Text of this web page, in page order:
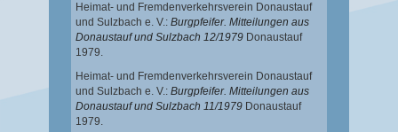
Heimat- und Fremdenverkehrsverein Donaustauf
und Sulzbach e. V.: Burgpfeifer. Mitteilungen aus
Donaustauf und Sulzbach 12/1979 Donaustauf
1979.
Heimat- und Fremdenverkehrsverein Donaustauf
und Sulzbach e. V.: Burgpfeifer. Mitteilungen aus
Donaustauf und Sulzbach 11/1979 Donaustauf
1979.